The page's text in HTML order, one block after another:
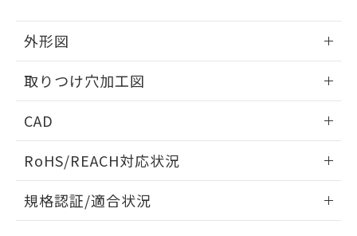
外形図
取りつけ穴加工図
CAD
ドすることができます。
ログイン/会員登録
RoHS/REACH対応状況
EU RoHS 注意事項・凡例
規格認証/適合状況
の共同利用に関して"
の「1.共同利
るもので、過去に遡って非含有を証明する
ものではありません。
また、RoHS指令のフタル酸エステル類４
既に当社にて対応品への在庫切替を完了
していることから、特段のことがない限
り、2022年1月12日より割愛しておりま
す。